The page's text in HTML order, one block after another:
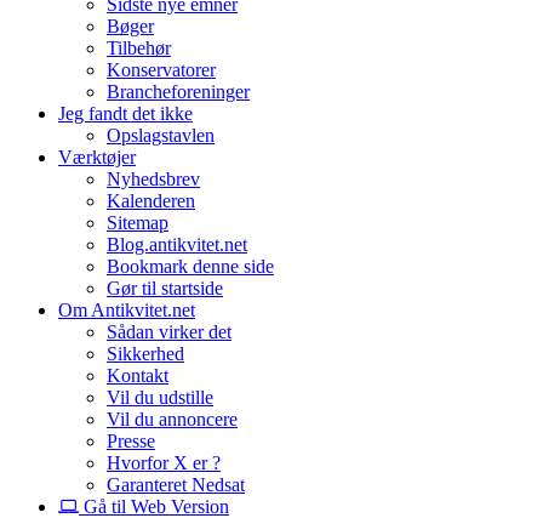
Sidste nye emner
Bøger
Tilbehør
Konservatorer
Brancheforeninger
Jeg fandt det ikke
Opslagstavlen
Værktøjer
Nyhedsbrev
Kalenderen
Sitemap
Blog.antikvitet.net
Bookmark denne side
Gør til startside
Om Antikvitet.net
Sådan virker det
Sikkerhed
Kontakt
Vil du udstille
Vil du annoncere
Presse
Hvorfor X er ?
Garanteret Nedsat
Gå til Web Version